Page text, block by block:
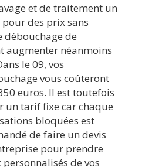
et de traitement un
des prix sans
débouchage de
augmenter néanmoins
le 09, vos
vous coûteront
euros. Il est toutefois
tarif fixe car chaque
bloquées est
de faire un devis
pour prendre
de vos